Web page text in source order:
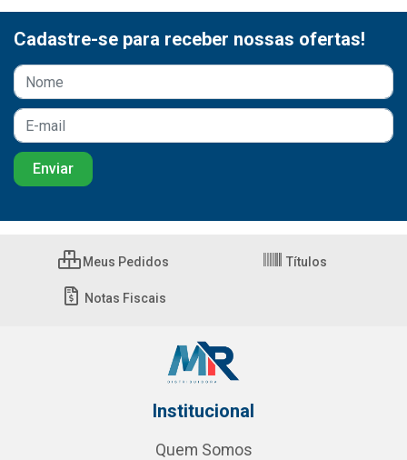
Cadastre-se para receber nossas ofertas!
Meus Pedidos Títulos
Notas Fiscais
Institucional
Quem Somos